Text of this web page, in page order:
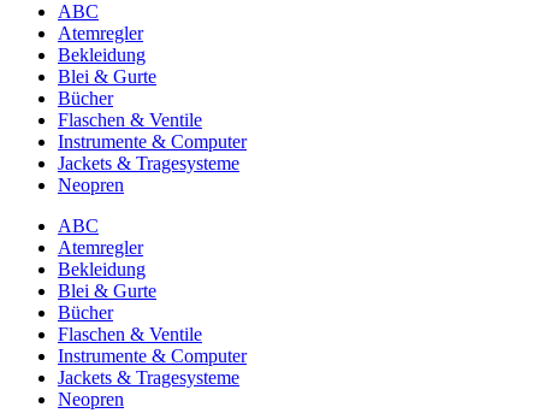
ABC
Atemregler
Bekleidung
Blei & Gurte
Bücher
Flaschen & Ventile
Instrumente & Computer
Jackets & Tragesysteme
Neopren
ABC
Atemregler
Bekleidung
Blei & Gurte
Bücher
Flaschen & Ventile
Instrumente & Computer
Jackets & Tragesysteme
Neopren